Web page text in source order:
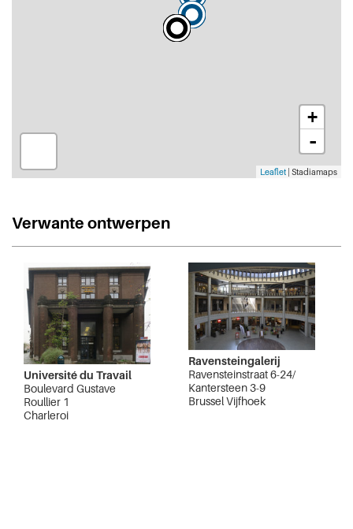
+
-
Leaflet | Stadiamaps
Verwante ontwerpen
Université du Travail
Boulevard Gustave
Roullier 1
Charleroi
Ravensteingalerij
Ravensteinstraat 6-24/
Kantersteen 3-9
Brussel Vijfhoek